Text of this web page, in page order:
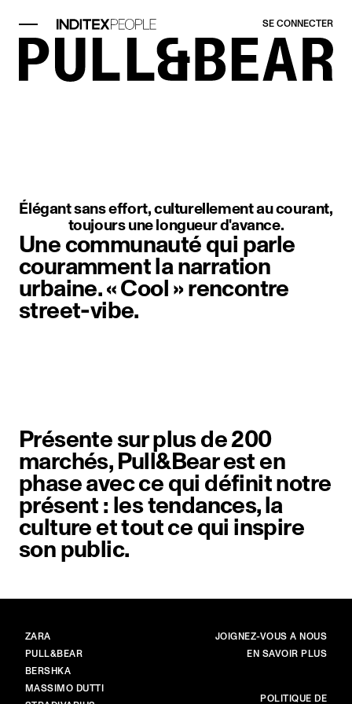
SE CONNECTER
Élégant sans effort, culturellement au courant,
toujours une longueur d'avance.
Une communauté qui parle
couramment la narration
urbaine. « Cool » rencontre
street-vibe.
Présente sur plus de 200
marchés, Pull&Bear est en
phase avec ce qui définit notre
présent : les tendances, la
culture et tout ce qui inspire
son public.
MARQUES
ZARA
PULL&BEAR
BERSHKA
MASSIMO DUTTI
PRINCIPAL
JOIGNEZ-VOUS À NOUS
EN SAVOIR PLUS
POLITIQUE DE